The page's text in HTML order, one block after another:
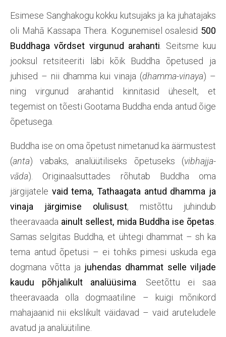
Esimese Sanghakogu kokku kutsujaks ja ka juhatajaks
oli Mahā Kassapa Thera. Kogunemisel osalesid 500
Buddhaga võrdset virgunud arahanti. Seitsme kuu
jooksul retsiteeriti läbi kõik Buddha õpetused ja
juhised – nii dhamma kui vinaja (dhamma-vinaya) –
ning virgunud arahantid kinnitasid üheselt, et
tegemist on tõesti Gootama Buddha enda antud õige
õpetusega.
Buddha ise on oma õpetust nimetanud ka äärmustest
(anta) vabaks, analüütiliseks õpetuseks (vibhajja-
vāda). Originaalsuttades rõhutab Buddha oma
järgijatele vaid tema, Tathaagata antud dhamma ja
vinaja järgimise olulisust, mistõttu juhindub
theeravaada ainult sellest, mida Buddha ise õpetas.
Samas selgitas Buddha, et ühtegi dhammat – sh ka
tema antud õpetusi – ei tohiks pimesi uskuda ega
dogmana võtta ja juhendas dhammat selle viljade
kaudu põhjalikult analüüsima. Seetõttu ei saa
theeravaada olla dogmaatiline – kuigi mõnikord
mahajaanid nii ekslikult väidavad – vaid aruteludele
avatud ja analüütiline.